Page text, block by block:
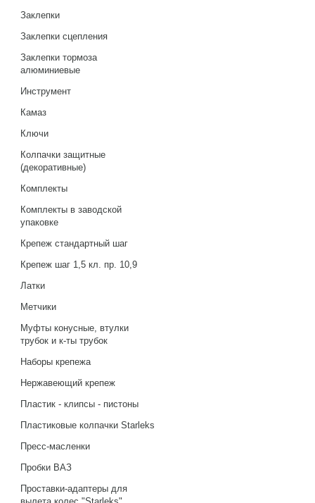
Заклепки
Заклепки сцепления
Заклепки тормоза
алюминиевые
Инструмент
Камаз
Ключи
Колпачки защитные
(декоративные)
Комплекты
Комплекты в заводской
упаковке
Крепеж стандартный шаг
Крепеж шаг 1,5 кл. пр. 10,9
Латки
Метчики
Муфты конусные, втулки
трубок и к-ты трубок
Наборы крепежа
Нержавеющий крепеж
Пластик - клипсы - пистоны
Пластиковые колпачки Starleks
Пресс-масленки
Пробки ВАЗ
Проставки-адаптеры для